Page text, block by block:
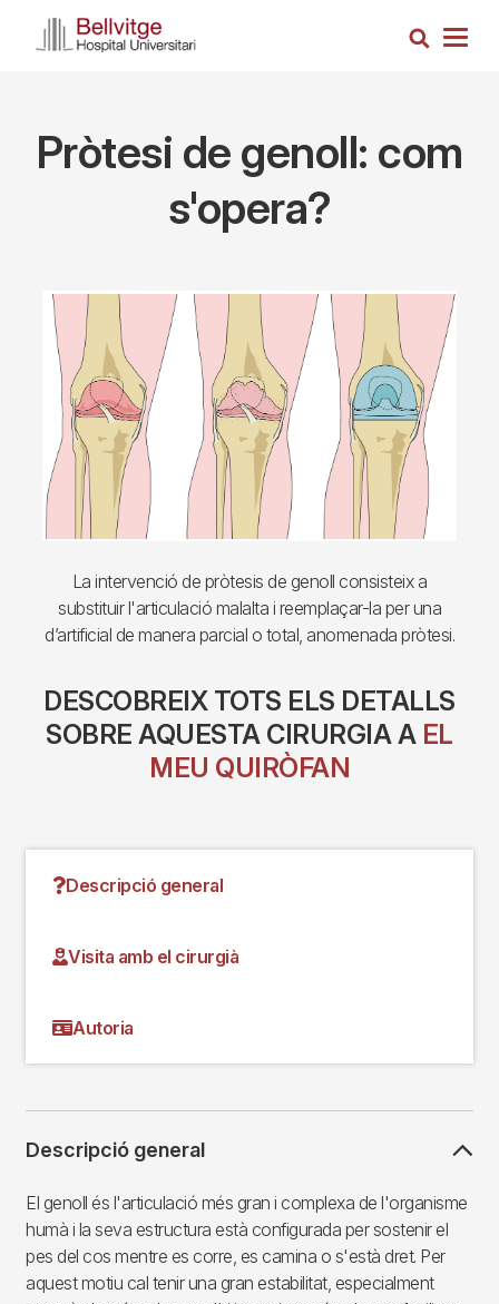
Search
Pròtesi de genoll: com
s'opera?
Imagen
La intervenció de pròtesis de genoll consisteix a
substituir l'articulació malalta i reemplaçar-la per una
d’artificial de manera parcial o total, anomenada pròtesi.
DESCOBREIX TOTS ELS DETALLS
SOBRE AQUESTA CIRURGIA A EL
MEU QUIRÒFAN
Descripció general
Visita amb el cirurgià
Autoria
Descripció general
El genoll és l'articulació més gran i complexa de l'organisme
humà i la seva estructura està configurada per sostenir el
pes del cos mentre es corre, es camina o s'està dret. Per
aquest motiu cal tenir una gran estabilitat, especialment